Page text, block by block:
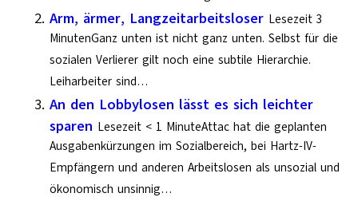
Arm, ärmer, Langzeitarbeitsloser Lesezeit 3
MinutenGanz unten ist nicht ganz unten. Selbst für die
sozialen Verlierer gilt noch eine subtile Hierarchie.
Leiharbeiter sind…
An den Lobbylosen lässt es sich leichter
sparen Lesezeit < 1 MinuteAttac hat die geplanten
Ausgabenkürzungen im Sozialbereich, bei Hartz-IV-
Empfängern und anderen Arbeitslosen als unsozial und
ökonomisch unsinnig…